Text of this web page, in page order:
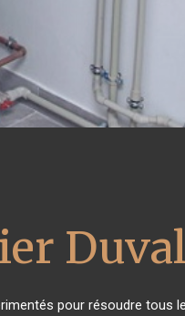
Duval
pour résoudre tous